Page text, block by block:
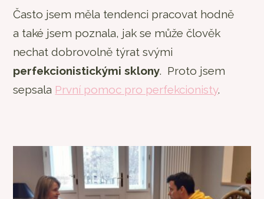
Často jsem měla tendenci pracovat hodně
a také jsem poznala, jak se může člověk
nechat dobrovolně týrat svými
perfekcionistickými sklony. Proto jsem
sepsala První pomoc pro perfekcionisty.